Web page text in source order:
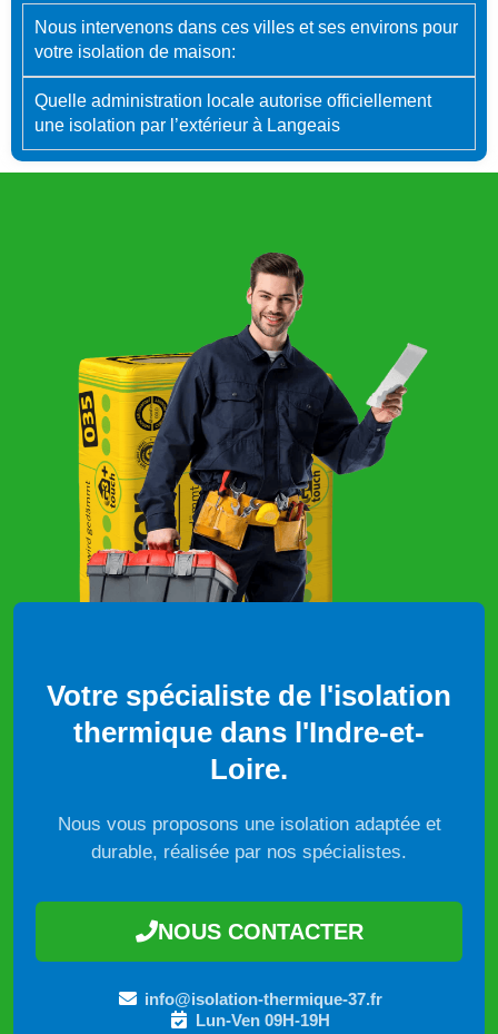
Nous intervenons dans ces villes et ses environs pour
votre isolation de maison:
Quelle administration locale autorise officiellement
une isolation par l’extérieur à Langeais
Votre spécialiste de l'isolation
thermique dans l'Indre-et-
Loire.
Nous vous proposons une isolation adaptée et
durable, réalisée par nos spécialistes.
NOUS CONTACTER
info@isolation-thermique-37.fr
Lun-Ven 09H-19H